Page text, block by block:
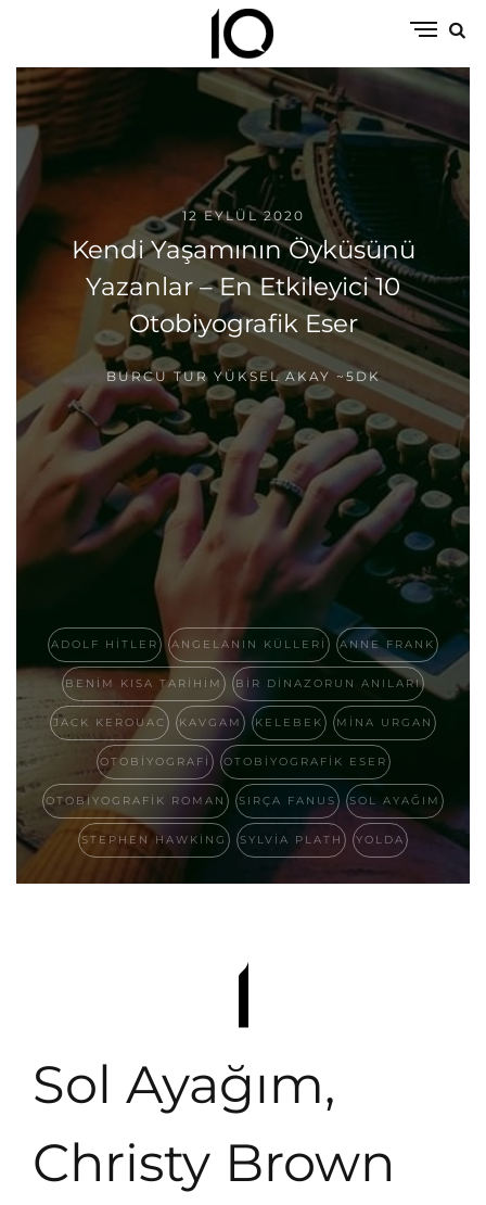
12 EYLÜL 2020
Kendi Yaşamının Öyküsünü
Yazanlar – En Etkileyici 10
Otobiyografik Eser
BURCU TUR YÜKSEL AKAY ~5DK
ADOLF HITLER ANGELANIN KÜLLERI ANNE FRANK
BENIM KISA TARIHIM BIR DINAZORUN ANILARI
JACK KEROUAC KAVGAM KELEBEK MINA URGAN
OTOBIYOGRAFI OTOBIYOGRAFIK ESER
OTOBIYOGRAFIK ROMAN SIRÇA FANUS SOL AYAĞIM
STEPHEN HAWKING SYLVIA PLATH YOLDA
Sol Ayağım,
Christy Brown